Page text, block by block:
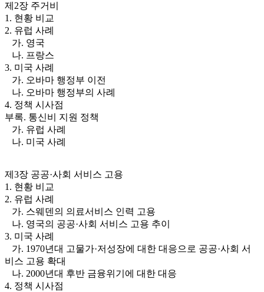
제2장 주거비
1. 현황 비교
2. 유럽 사례
가. 영국
나. 프랑스
3. 미국 사례
가. 오바마 행정부 이전
나. 오바마 행정부의 사례
4. 정책 시사점
부록. 통신비 지원 정책
가. 유럽 사례
나. 미국 사례
제3장 공공·사회 서비스 고용
1. 현황 비교
2. 유럽 사례
가. 스웨덴의 의료서비스 인력 고용
나. 영국의 공공·사회 서비스 고용 추이
3. 미국 사례
가. 1970년대 고물가·저성장에 대한 대응으로 공공·사회 서
비스 고용 확대
나. 2000년대 후반 금융위기에 대한 대응
4. 정책 시사점